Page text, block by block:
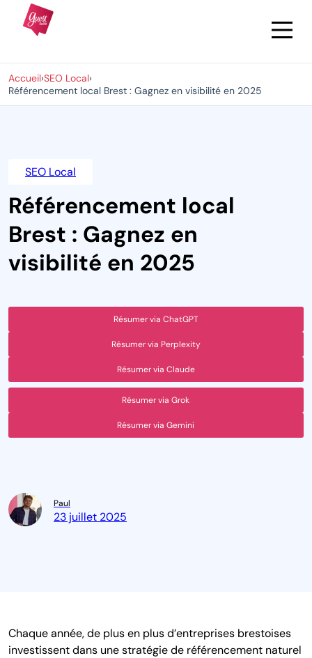
Accueil›SEO Local›
Référencement local Brest : Gagnez en visibilité en 2025
SEO Local
Référencement local
Brest : Gagnez en
visibilité en 2025
Résumer via ChatGPT
Résumer via Perplexity
Résumer via Claude
Résumer via Grok
Résumer via Gemini
Paul
23 juillet 2025
Chaque année, de plus en plus d’entreprises brestoises
investissent dans une stratégie de référencement naturel